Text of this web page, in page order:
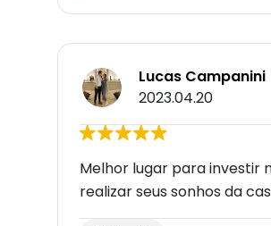
Lucas Campanini
2023.04.20
Melhor lugar para investir
realizar seus sonhos da